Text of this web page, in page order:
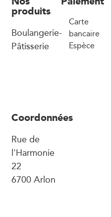
produits
Boulangerie-
Pâtisserie
Carte
bancaire
Espèce
Coordonnées
Rue de
l'Harmonie
22
6700 Arlon